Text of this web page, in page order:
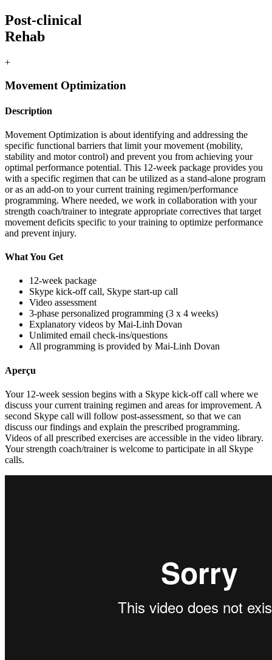
Post-clinical
Rehab
+
Movement Optimization
Description
Movement Optimization is about identifying and addressing the
specific functional barriers that limit your movement (mobility,
stability and motor control) and prevent you from achieving your
optimal performance potential. This 12-week package provides you
with a specific regimen that can be utilized as a stand-alone program
or as an add-on to your current training regimen/performance
programming. Where needed, we work in collaboration with your
strength coach/trainer to integrate appropriate correctives that target
movement deficits specific to your training to optimize performance
and prevent injury.
What You Get
12-week package
Skype kick-off call, Skype start-up call
Video assessment
3-phase personalized programming (3 x 4 weeks)
Explanatory videos by Mai-Linh Dovan
Unlimited email check-ins/questions
All programming is provided by Mai-Linh Dovan
Aperçu
Your 12-week session begins with a Skype kick-off call where we
discuss your current training regimen and areas for improvement. A
second Skype call will follow post-assessment, so that we can
discuss our findings and explain the prescribed programming.
Videos of all prescribed exercises are accessible in the video library.
Your strength coach/trainer is welcome to participate in all Skype
calls.